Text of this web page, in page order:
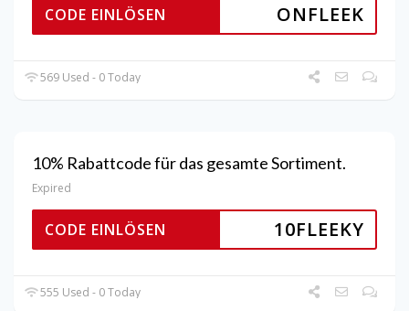
ONFLEEK
CODE EINLÖSEN
569 Used - 0 Today
10% Rabattcode für das gesamte Sortiment.
Expired
10FLEEKY
CODE EINLÖSEN
555 Used - 0 Today